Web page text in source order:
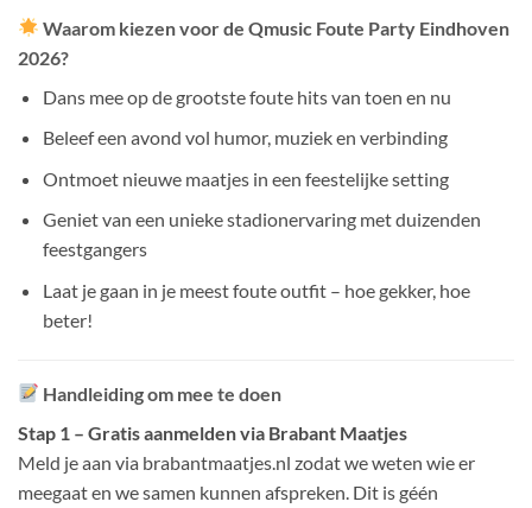
Waarom kiezen voor de Qmusic Foute Party Eindhoven
2026?
Dans mee op de grootste foute hits van toen en nu
Beleef een avond vol humor, muziek en verbinding
Ontmoet nieuwe maatjes in een feestelijke setting
Geniet van een unieke stadionervaring met duizenden
feestgangers
Laat je gaan in je meest foute outfit – hoe gekker, hoe
beter!
Handleiding om mee te doen
Stap 1 – Gratis aanmelden via Brabant Maatjes
Meld je aan via brabantmaatjes.nl zodat we weten wie er
meegaat en we samen kunnen afspreken. Dit is géén